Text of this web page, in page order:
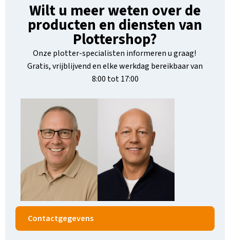
Wilt u meer weten over de
producten en diensten van
Plottershop?
Onze plotter-specialisten informeren u graag!
Gratis, vrijblijvend en elke werkdag bereikbaar van
8:00 tot 17:00
Contactgegevens